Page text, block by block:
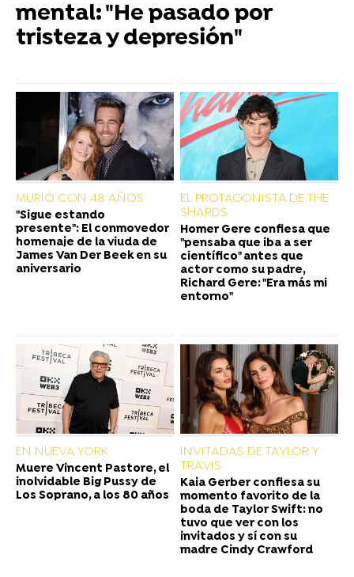
mental: "He pasado por
tristeza y depresión"
MURIÓ CON 48 AÑOS
"Sigue estando
presente": El conmovedor
homenaje de la viuda de
James Van Der Beek en su
aniversario
EL PROTAGONISTA DE THE
SHARDS
Homer Gere confiesa que
"pensaba que iba a ser
científico" antes que
actor como su padre,
Richard Gere: "Era más mi
entorno"
EN NUEVA YORK
Muere Vincent Pastore, el
inolvidable Big Pussy de
Los Soprano, a los 80 años
INVITADAS DE TAYLOR Y
TRAVIS
Kaia Gerber confiesa su
momento favorito de la
boda de Taylor Swift: no
tuvo que ver con los
invitados y sí con su
madre Cindy Crawford